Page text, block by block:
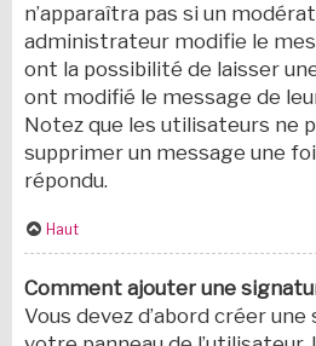
n’apparaîtra pas si un
administrateur modifie le
ont la possibilité de laisser
ont modifié le message de
Notez que les utilisateurs ne
supprimer un message une
répondu.
Haut
Comment ajouter une
Vous devez d’abord créer